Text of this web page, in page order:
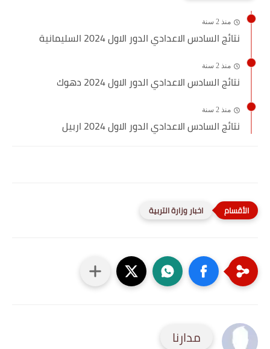
منذ 2 سنة
نتائج السادس الاعدادي الدور الاول 2024 السليمانية
منذ 2 سنة
نتائج السادس الاعدادي الدور الاول 2024 دهوك
منذ 2 سنة
نتائج السادس الاعدادي الدور الاول 2024 اربيل
اخبار وزارة التربية
مدارنا